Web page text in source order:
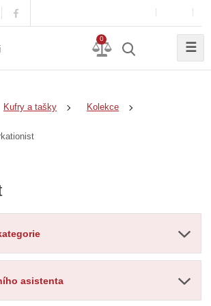
0
☰
Kufry a tašky Kolekce
asistenta